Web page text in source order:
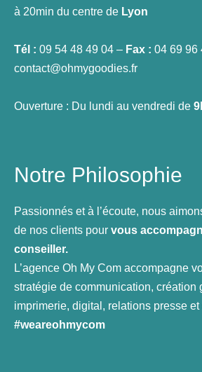
à 20min du centre de Lyon
Tél : 09 54 48 49 04 – Fax : 04 69 96
contact@ohmygoodies.fr
Ouverture : Du lundi au vendredi de
Notre Philosophie
Passionnés et à l’écoute, nous
de nos clients pour vous
conseiller.
L’agence Oh My Com accompagne
stratégie de communication, création
imprimerie, digital, relations presse
#weareohmycom